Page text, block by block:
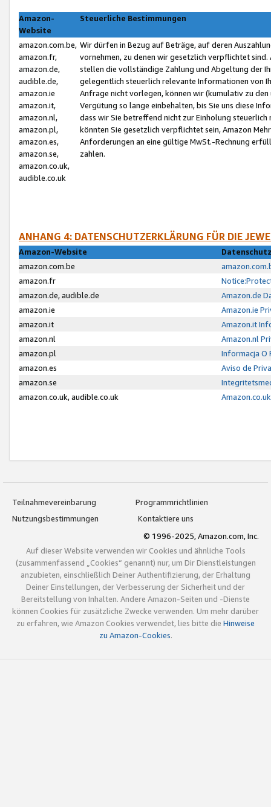
Amazon-
Website
Steuerliche Bestimmungen
amazon.com.be,
amazon.fr,
amazon.de,
audible.de,
amazon.ie
amazon.it,
amazon.nl,
amazon.pl,
amazon.es,
amazon.se,
amazon.co.uk,
audible.co.uk
Wir dürfen in Bezug auf Beträge, auf deren
vornehmen, zu denen wir gesetzlich verpflichtet
stellen die vollständige Zahlung und Abgeltung der
gelegentlich steuerlich relevante Informationen von
Anfrage nicht vorlegen, können wir (kumulativ zu
Vergütung so lange einbehalten, bis Sie uns diese
dass wir Sie betreffend nicht zur Einholung
könnten Sie gesetzlich verpflichtet sein, Amazon
Anforderungen an eine gültige MwSt.-Rechnung
zahlen.
ANHANG 4: DATENSCHUTZERKLÄRUNG FÜR DIE
Amazon-Website
amazon.com.be
amazon.fr
amazon.de, audible.de
Amazon.de
amazon.ie
Amazon.ie
amazon.it
Amazon.it
amazon.nl
Amazon.nl
amazon.pl
Informacja O
amazon.es
Aviso de
amazon.se
amazon.co.uk, audible.co.uk
Teilnahmevereinbarung
Programmrichtlinien
Nutzungsbestimmungen
Kontaktiere uns
© 1996-2025, Amazon.com, Inc.
Auf dieser Website verwenden wir Cookies und ähnliche Tools
(zusammenfassend „Cookies“ genannt) nur, um Dir Dienstleistungen
anzubieten, einschließlich Deiner Authentifizierung, der Erhaltung
Deiner Einstellungen, der Verbesserung der Sicherheit und der
Bereitstellung von Inhalten. Andere Amazon-Seiten und -Dienste
können Cookies für zusätzliche Zwecke verwenden. Um mehr darüber
zu erfahren, wie Amazon Cookies verwendet, lies bitte die Hinweise
zu Amazon-Cookies.